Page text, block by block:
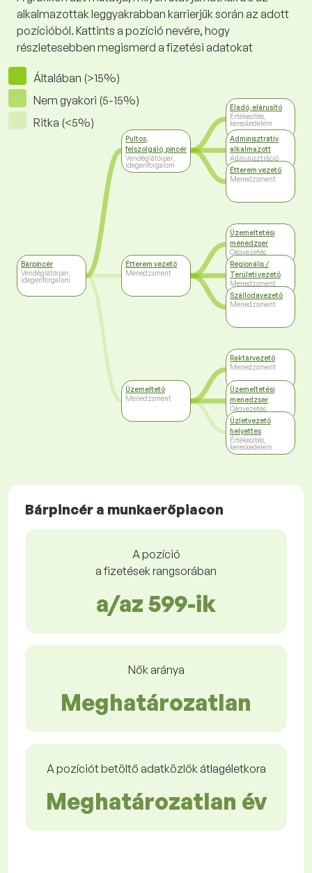
alkalmazottak leggyakrabban karrierjük során az adott
pozícióból. Kattints a pozíció nevére, hogy
részletesebben megismerd a fizetési adatokat
Általában (>15%)
Nem gyakori (5-15%)
Ritka (<5%)
Bárpincér
Vendéglátóipar,
idegenforgalom
Pultos,
felszolgáló, pincér
Vendéglátóipar,
idegenforgalom
Étterem vezető
Menedzsment
Üzemeltető
Menedzsment
Eladó, elárusító
Értékesítés,
kereskedelem
Adminisztratív
alkalmazott
Adminisztráció
Étterem vezető
Menedzsment
Üzemeltetési
menedzser
Cégvezetés
Regionális /
Területi vezető
Menedzsment
Szállodavezető
Menedzsment
Raktárvezető
Menedzsment
Üzemeltetési
menedzser
Cégvezetés
Üzletvezető
helyettes
Értékesítés,
kereskedelem
Bárpincér a munkaerőpiacon
A pozíció
a fizetések rangsorában
a/az 599-ik
Nők aránya
Meghatározatlan
A pozíciót betöltő adatközlők átlagéletkora
Meghatározatlan év